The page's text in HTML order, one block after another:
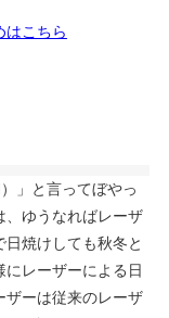
はこちら
」と言ってぼやっ
、ゆうなればレーザ
焼けしても秋冬と
レーザーによる日
ザーは従来のレーザ